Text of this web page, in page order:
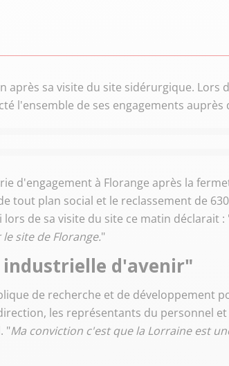
après sa visite du site sidérurgique. Lors
l'ensemble de ses engagements auprès
d'engagement à Florange après la
tout plan social et le reclassement de
de sa visite du site ce matin déclarait :
site de Florange."
d'avenir"
de recherche et de développement
les représentants du personnel
"Ma conviction c'est que la Lorraine est